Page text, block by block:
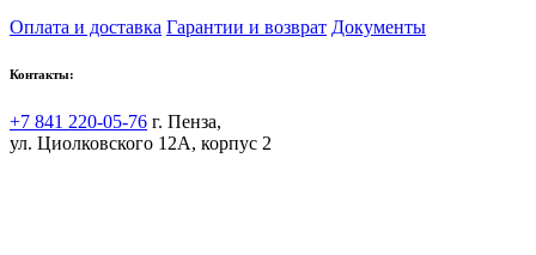
Оплата и доставка Гарантии и возврат Документы
Контакты:
+7 841 220-05-76 г. Пенза,
ул. Циолковского 12А, корпус 2